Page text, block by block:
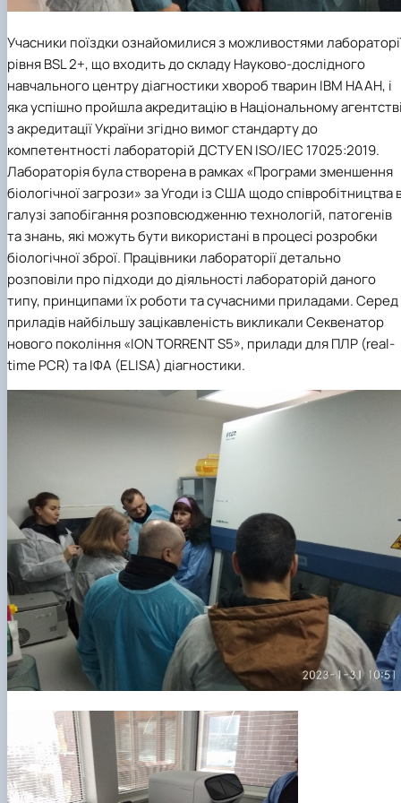
Учасники поїздки ознайомилися з можливостями
рівня BSL 2+, що входить до складу Науково-дослідного
навчального центру діагностики хвороб тварин ІВМ НААН, і
яка успішно пройшла акредитацію в Національному
з акредитації України згідно вимог стандарту до
компетентності лабораторій ДСТУ EN ISO/IEC 17025:2019.
Лабораторія була створена в рамках «Програми зменшення
біологічної загрози» за Угоди із США щодо співробітництва
галузі запобігання розповсюдженню технологій, патогенів
та знань, які можуть бути використані в процесі розробки
біологічної зброї. Працівники лабораторії детально
розповіли про підходи до діяльності лабораторій даного
типу, принципами їх роботи та сучасними приладами. Серед
приладів найбільшу зацікавленість викликали Секвенатор
нового покоління «ION TORRENT S5», прилади для ПЛР (real-
time PCR) та ІФА (ELISA) діагностики.